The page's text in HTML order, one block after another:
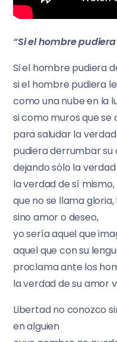
“Si el hombre
Si el hombre pudiera
si el hombre pudiera
como una nube en la
si como muros que se
para saludar la
pudiera derrumbar su
dejando sólo la
la verdad de sí mismo,
que no se llama
sino amor o deseo,
yo sería aquel que
aquel que con su
proclama ante los
la verdad de su amor
Libertad no conozco
en alguien